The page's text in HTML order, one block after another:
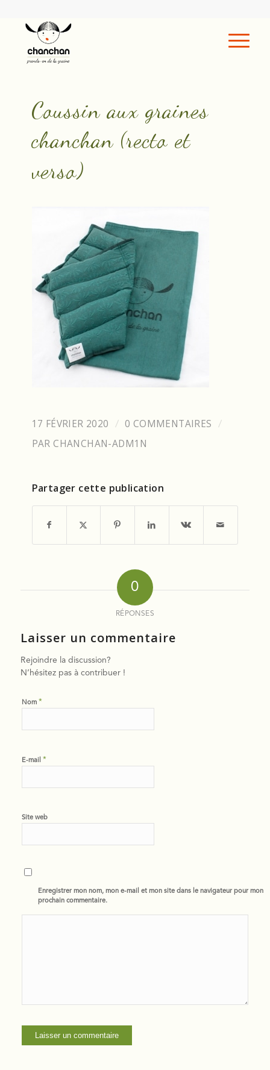
Coussin aux graines
chanchan (recto et
verso)
17 FÉVRIER 2020 / 0 COMMENTAIRES /
PAR CHANCHAN-ADM1N
Partager cette publication
0
RÉPONSES
Laisser un commentaire
Rejoindre la discussion?
N’hésitez pas à contribuer !
Nom *
E-mail *
Site web
Enregistrer mon nom, mon e-mail et mon site dans le navigateur pour mon
prochain commentaire.